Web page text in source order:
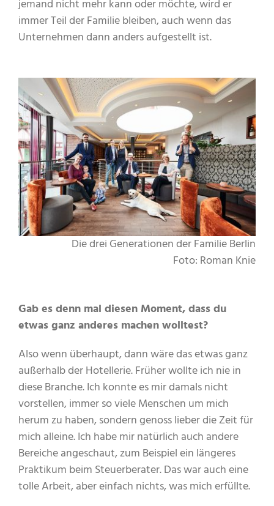
jemand nicht mehr kann oder möchte, wird er
immer Teil der Familie bleiben, auch wenn das
Unternehmen dann anders aufgestellt ist.
Die drei Generationen der Familie Berlin
Foto: Roman Knie
Gab es denn mal diesen Moment, dass du
etwas ganz anderes machen wolltest?
Also wenn überhaupt, dann wäre das etwas ganz
außerhalb der Hotellerie. Früher wollte ich nie in
diese Branche. Ich konnte es mir damals nicht
vorstellen, immer so viele Menschen um mich
herum zu haben, sondern genoss lieber die Zeit für
mich alleine. Ich habe mir natürlich auch andere
Bereiche angeschaut, zum Beispiel ein längeres
Praktikum beim Steuerberater. Das war auch eine
tolle Arbeit, aber einfach nichts, was mich erfüllte.